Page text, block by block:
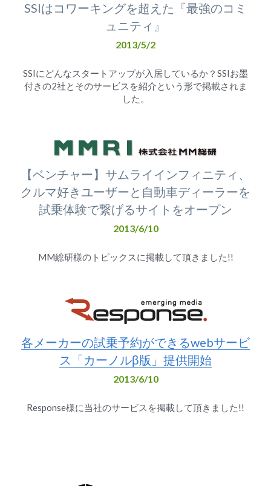
SSIはコワーキングを超えた『最強のコミ
ュニティ』
2013/5/2
SSIにどんなスタートアップが入居しているか？SSIお墨
付きの2社とそのサービスを紹介という形で掲載されま
した。
【ベンチャー】サムライインフィニティ、
クルマ好きユーザーと自動車ディーラーを
試乗体験で繋げるサイトをオープン
2013/6/10
MM総研様のトピックスに掲載して頂きました!!
各メーカーの試乗予約ができるwebサービ
ス「カーノルβ版」提供開始
2013/6/10
Response様に当社のサービスを掲載して頂きました!!